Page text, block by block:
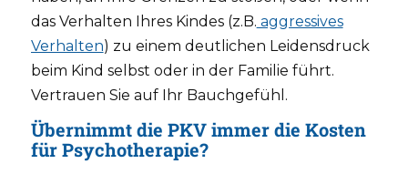
das Verhalten Ihres Kindes (z.B. aggressives
Verhalten) zu einem deutlichen Leidensdruck
beim Kind selbst oder in der Familie führt.
Vertrauen Sie auf Ihr Bauchgefühl.
Übernimmt die PKV immer die Kosten
für Psychotherapie?